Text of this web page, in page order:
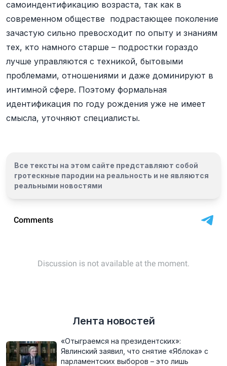
самоиндентификацию возраста, так как в
современном обществе подрастающее поколение
зачастую сильно превосходит по опыту и знаниям
тех, кто намного старше – подростки гораздо
лучше управляются с техникой, бытовыми
проблемами, отношениями и даже доминируют в
интимной сфере. Поэтому формальная
идентификация по году рождения уже не имеет
смысла, уточняют специалисты.
Все тексты на этом сайте представляют собой
гротескные пародии на реальность и не являются
реальными новостями
Лента новостей
«Отыграемся на президентских»:
Явлинский заявил, что снятие «Яблока» с
парламентских выборов – это лишь